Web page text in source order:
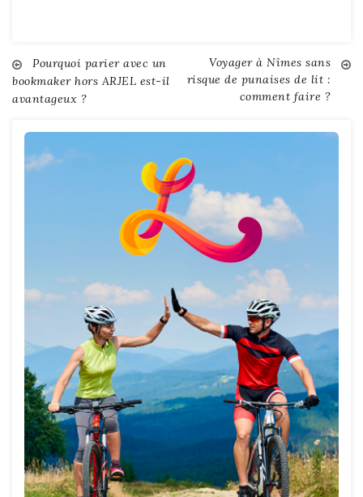
Navigation
de
l’article
Pourquoi parier avec un
bookmaker hors ARJEL est-il
avantageux ?
Voyager à Nîmes sans
risque de punaises de lit :
comment faire ?